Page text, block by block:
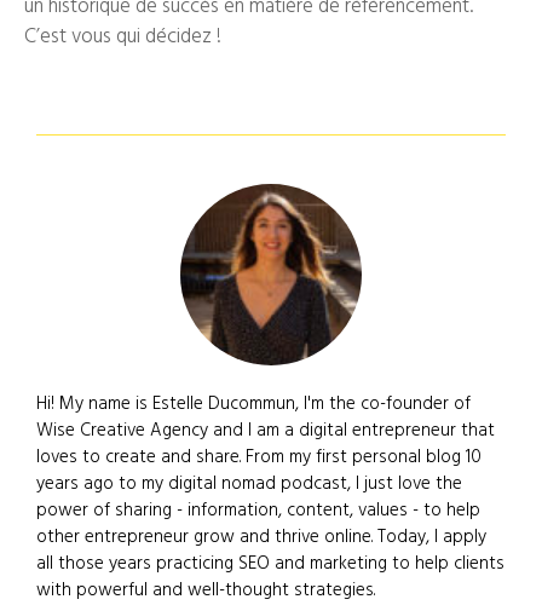
C’est vous qui décidez !
Hi! My name is Estelle Ducommun, I'm the co-founder of
Wise Creative Agency and I am a digital entrepreneur that
loves to create and share. From my first personal blog 10
years ago to my digital nomad podcast, I just love the
power of sharing - information, content, values - to help
other entrepreneur grow and thrive online. Today, I apply
all those years practicing SEO and marketing to help clients
with powerful and well-thought strategies.